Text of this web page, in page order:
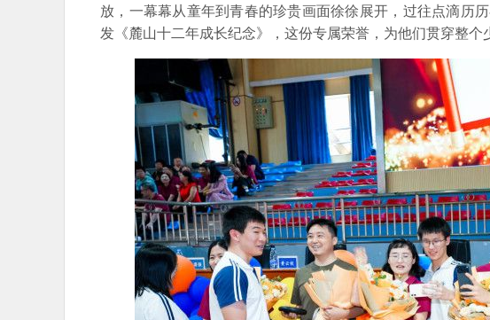
放，一幕幕从童年到青春的珍贵画面徐徐展开，过往点滴历
发《麓山十二年成长纪念》，这份专属荣誉，为他们贯穿整个